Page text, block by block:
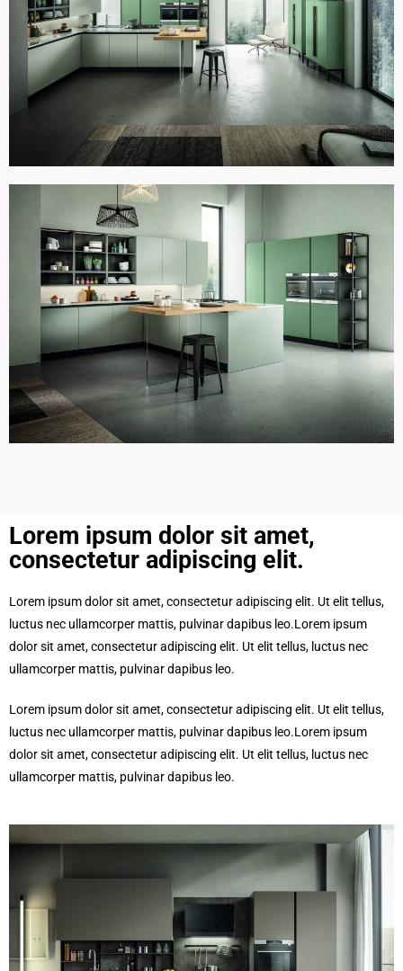
Lorem ipsum dolor sit amet,
consectetur adipiscing elit.​
Lorem ipsum dolor sit amet, consectetur adipiscing elit. Ut elit tellus,
luctus nec ullamcorper mattis, pulvinar dapibus leo.Lorem ipsum
dolor sit amet, consectetur adipiscing elit. Ut elit tellus, luctus nec
ullamcorper mattis, pulvinar dapibus leo.
Lorem ipsum dolor sit amet, consectetur adipiscing elit. Ut elit tellus,
luctus nec ullamcorper mattis, pulvinar dapibus leo.Lorem ipsum
dolor sit amet, consectetur adipiscing elit. Ut elit tellus, luctus nec
ullamcorper mattis, pulvinar dapibus leo.